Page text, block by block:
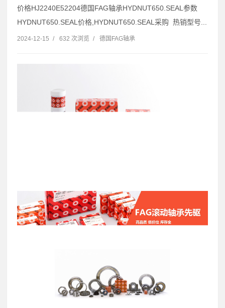
价格HJ2240E52204德国FAG轴承HYDNUT650.SEAL参数
HYDNUT650.SEAL价格,HYDNUT650.SEAL采购 热销型号...
2024-12-15 / 632 次浏览 / 德国FAG轴承